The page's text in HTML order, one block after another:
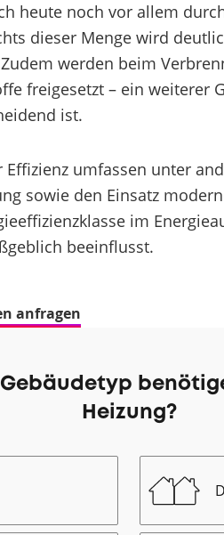
heute noch vor allem
dieser Menge wird
werden beim
freigesetzt – ein weiterer
ist.
umfassen unter
sowie den Einsatz
im
beeinflusst.
anfragen
Gebäudetyp
Heizung?